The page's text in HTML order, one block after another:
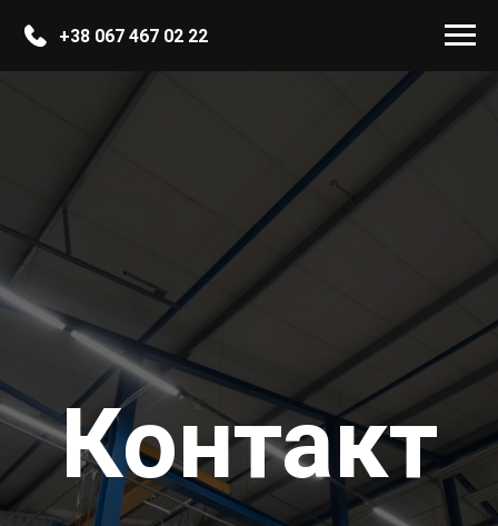
+38 067 467 02 22
Контакт